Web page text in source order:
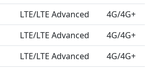
LTE/LTE Advanced
4G/4G+
LTE/LTE Advanced
4G/4G+
LTE/LTE Advanced 4G/4G+